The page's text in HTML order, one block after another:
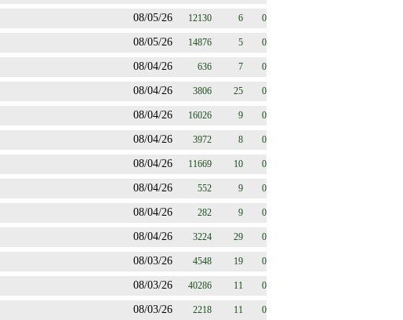
08/05/26 12130 6 0
08/05/26 14876 5 0
08/04/26 636 7 0
08/04/26 3806 25 0
08/04/26 16026 9 0
08/04/26 3972 8 0
08/04/26 11669 10 0
08/04/26 552 9 0
08/04/26 282 9 0
08/04/26 3224 29 0
08/03/26 4548 19 0
08/03/26 40286 11 0
08/03/26 2218 11 0